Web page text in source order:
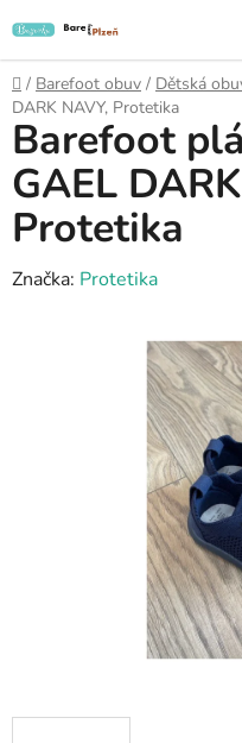
na
obsah
Domů
/ Barefoot obuv / Dětská
DARK NAVY, Protetika
Barefoot
GAEL
Protetika
Značka: Protetika